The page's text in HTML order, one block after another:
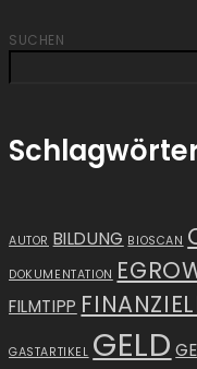
SUCHEN
AUTOR BILDUNG BIOSCAN
DOKUMENTATION
FILMTIPP
GASTARTIKEL GELD